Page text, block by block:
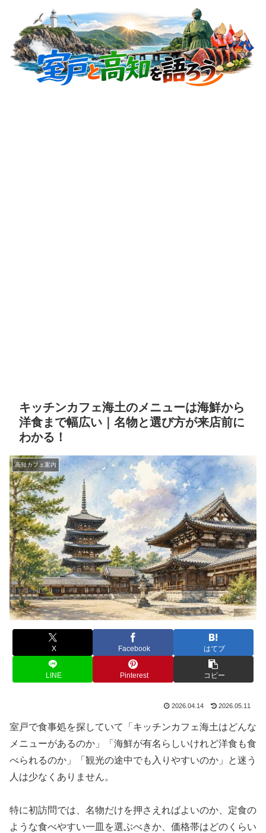
キッチンカフェ海土のメニューは海鮮から
洋食まで幅広い｜名物と選び方が来店前に
わかる！
高知カフェ案内
X Facebook はてブ
LINE Pinterest コピー
2026.04.14 2026.05.11
室戸で食事処を探していて「キッチンカフェ海土はどんな
メニューがあるのか」「海鮮が有名らしいけれど洋食も食
べられるのか」「観光の途中でも入りやすいのか」と迷う
人は少なくありません。
特に初訪問では、名物だけを押さえればよいのか、定食の
ような食べやすい一皿を選ぶべきか、価格帯はどのくらい